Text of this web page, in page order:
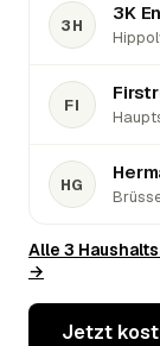
3H
FI
HG
Alle 3
→
Jetzt